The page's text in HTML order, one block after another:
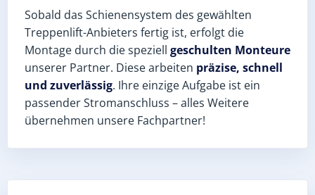
Sobald das Schienensystem des gewählten
Treppenlift-Anbieters fertig ist, erfolgt die
Montage durch die speziell geschulten Monteure
unserer Partner. Diese arbeiten präzise, schnell
und zuverlässig. Ihre einzige Aufgabe ist ein
passender Stromanschluss – alles Weitere
übernehmen unsere Fachpartner!